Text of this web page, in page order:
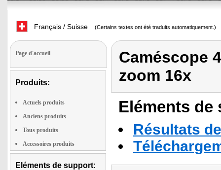
Français / Suisse (Certains textes ont été traduits automatiquement.)
Page d'accueil
Produits:
Actuels produits
Anciens produits
Tous produits
Accessoires produits
Eléments de support:
Caméscope
zoom 16x
Eléments
Résultats